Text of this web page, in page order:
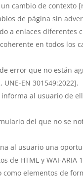
cambio de contexto
de página sin
a enlaces diferentes
en todos los
error que no están
EN 301549:2022].
al usuario de
del que no se
al usuario una
HTML y WAI-ARIA
elementos de